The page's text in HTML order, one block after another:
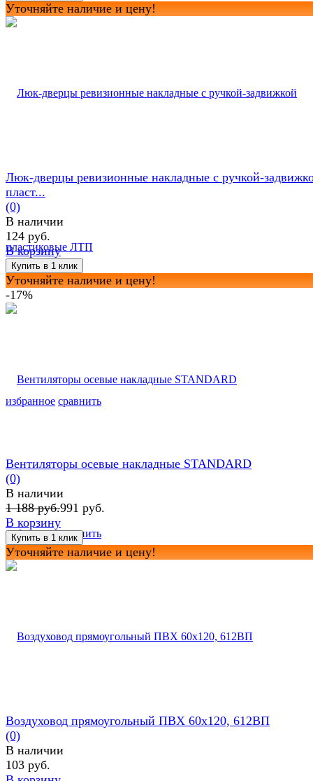
Уточняйте наличие и цену!
избранное сравнить
Люк-дверцы ревизионные накладные с ручкой-
пласт...
(0)
В наличии
124 руб.
В корзину
Уточняйте наличие и цену!
-17%
избранное сравнить
Вентиляторы осевые накладные STANDARD
(0)
В наличии
1 188 руб.991 руб.
В корзину
Уточняйте наличие и цену!
Воздуховод прямоугольный ПВХ 60х120, 612ВП
(0)
В наличии
103 руб.